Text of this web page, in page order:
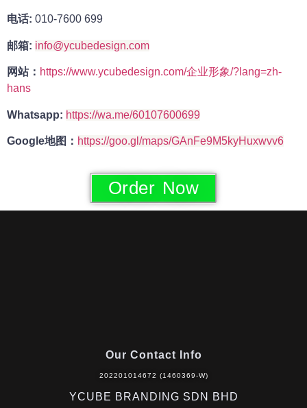
电话: 010-7600 699
邮箱: info@ycubedesign.com
网站： https://www.ycubedesign.com/企业形象/?lang=zh-
hans
Whatsapp: https://wa.me/60107600699
Google地图： https://goo.gl/maps/GAnFe9M5kyHuxwvv6
Order Now
Our Contact Info
202201014672 (1460369-W)
YCUBE BRANDING SDN BHD